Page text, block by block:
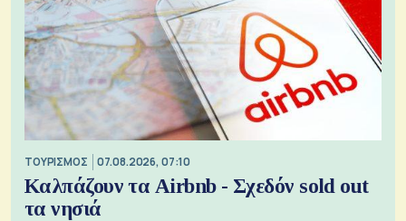
ΤΟΥΡΙΣΜΟΣ 07.08.2026, 07:10
Καλπάζουν τα Airbnb - Σχεδόν sold out
τα νησιά